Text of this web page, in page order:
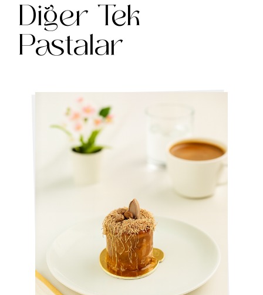
Diğer Tek
Pastalar